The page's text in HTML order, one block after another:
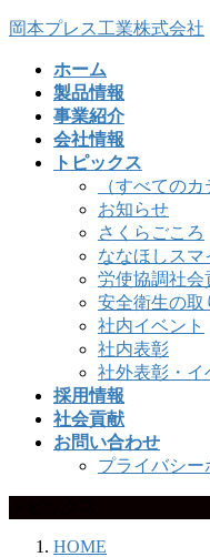
コ
ナ
岡本プレス工業株式会社
ホーム
製品情報
事業紹介
会社情報
トピックス
（すべてのカ
お知らせ
さくらごころ
ななほしスマ
労使協調社会
安全衛生の取
社内イベント
社内表彰
社外表彰・イ
採用情報
社会貢献
お問い合わせ
プライバシー
HOME